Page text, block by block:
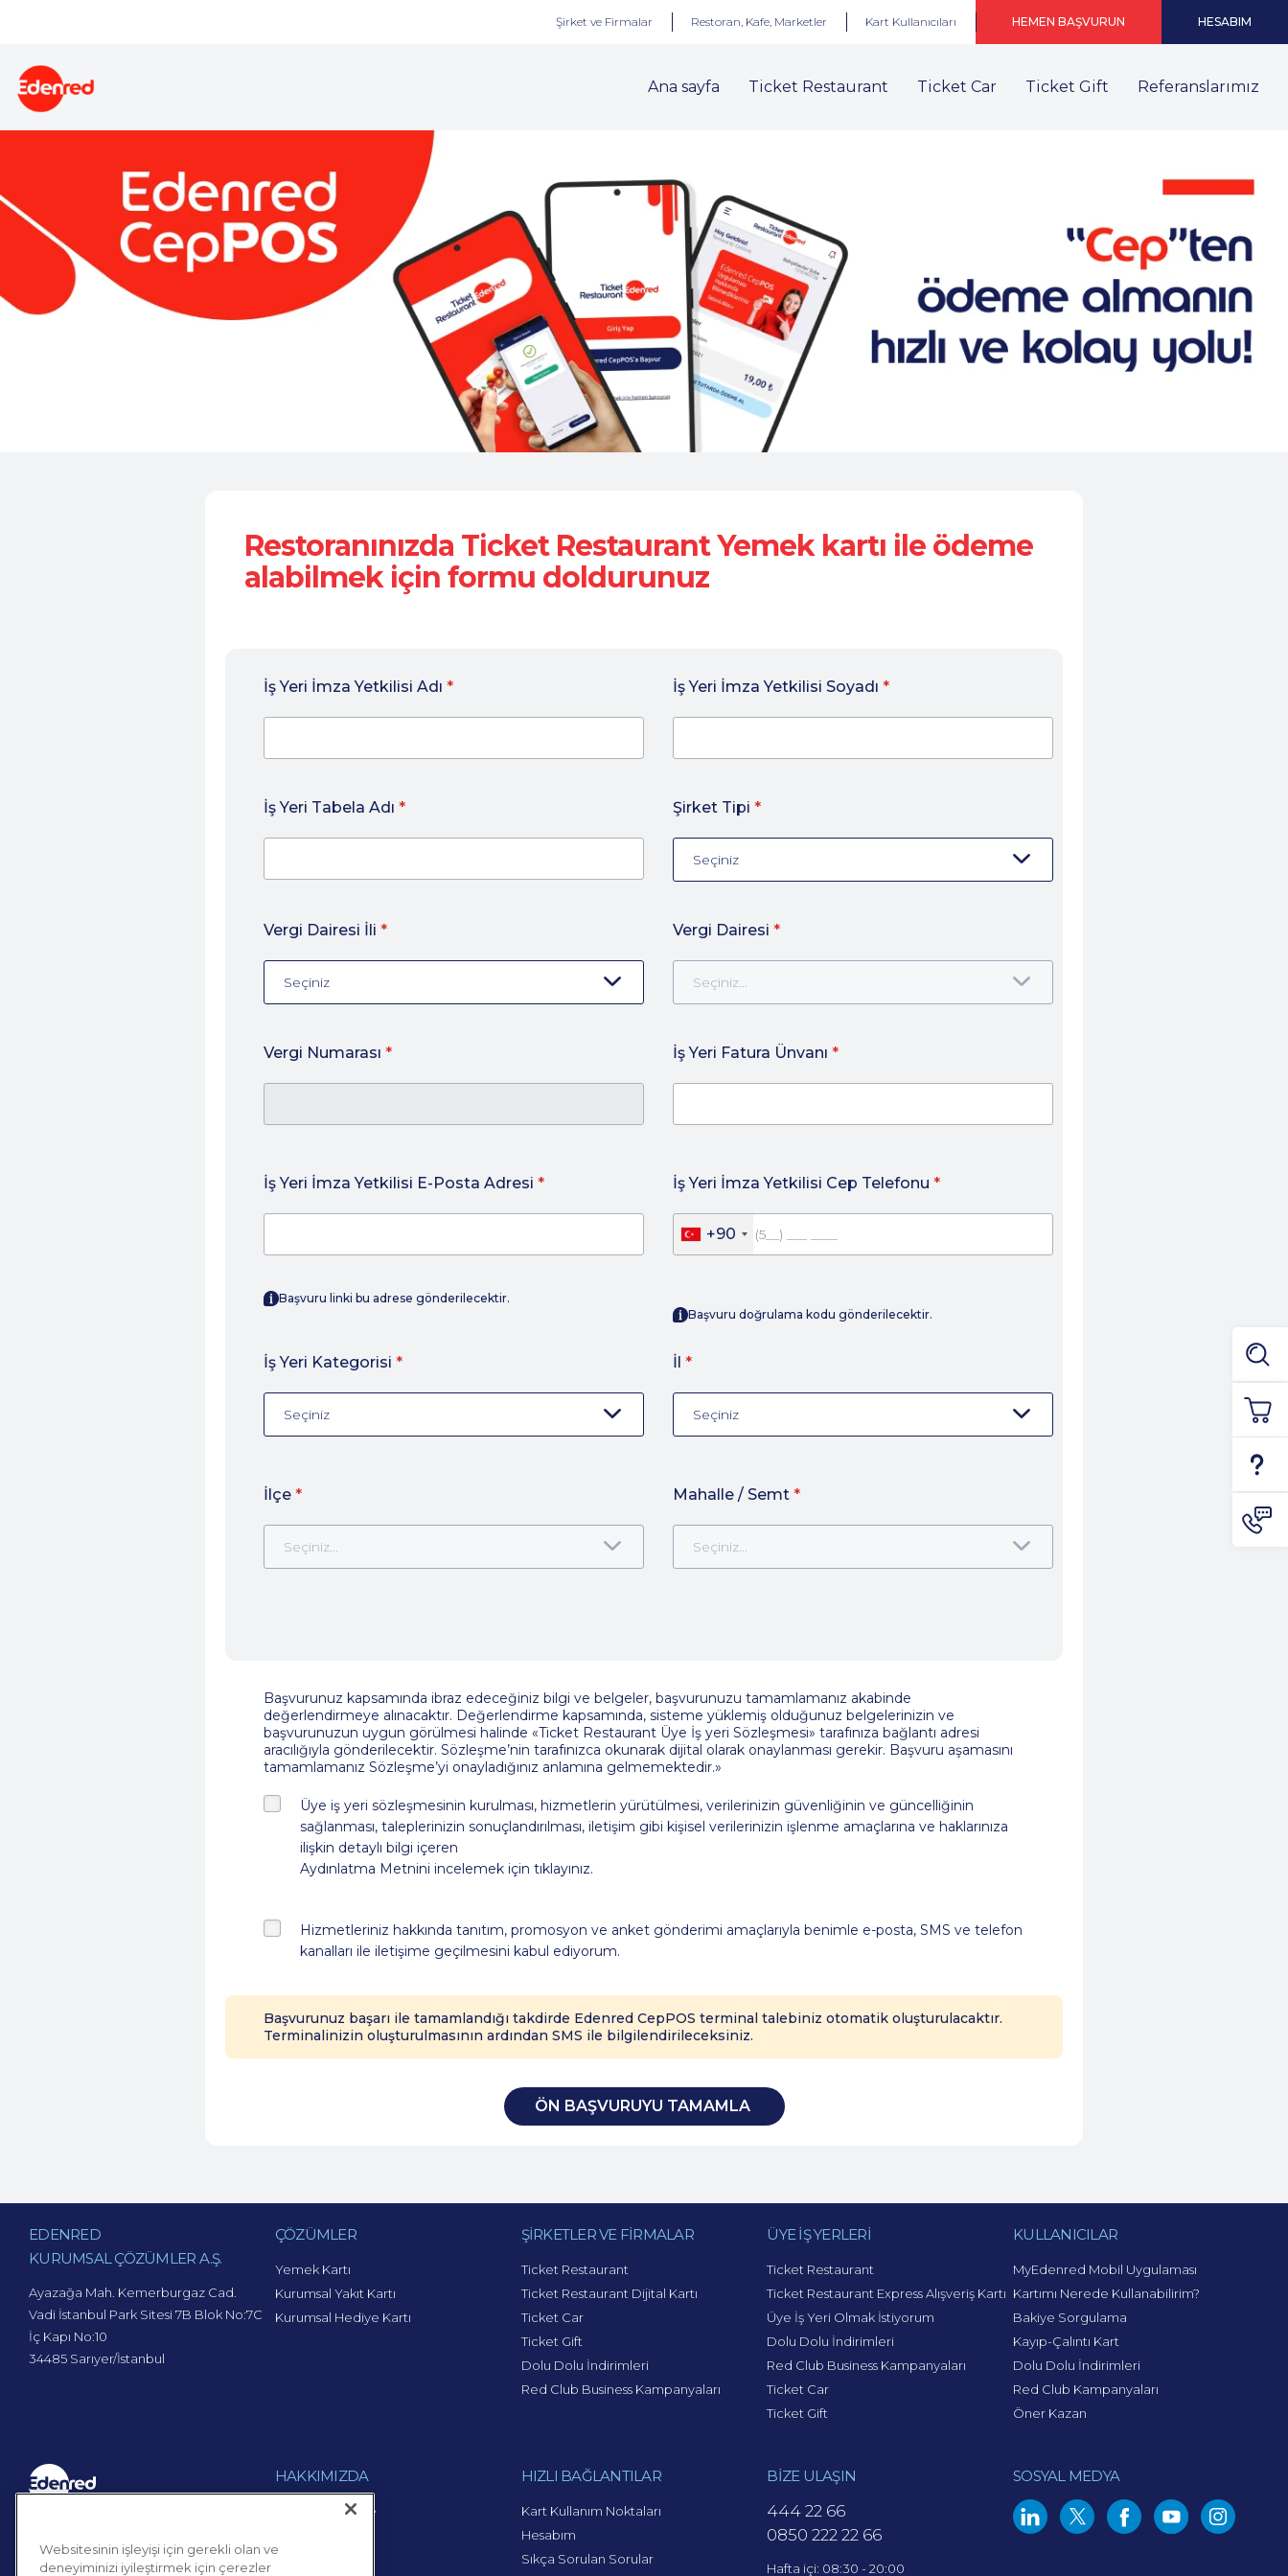
Şirket ve Firmalar Restoran, Kafe, Marketler Kart Kullanıcıları HEMEN BAŞVURUN HESABIM
Ana sayfa Ticket Restaurant Ticket Car Ticket Gift Referanslarımız
Restoranınızda Ticket RestaurantYemek kartı ile ödeme
alabilmek için formu doldurunuz
İş Yeri İmza Yetkilisi Adı * İş Yeri İmza Yetkilisi Soyadı *
İş Yeri Tabela Adı * Şirket Tipi *
Seçiniz
Vergi Dairesi İli *
Seçiniz
Vergi Dairesi *
Seçiniz...
Vergi Numarası * İş Yeri Fatura Ünvanı *
İş Yeri İmza Yetkilisi E-Posta Adresi *
Başvuru linki bu adrese gönderilecektir.
İş Yeri İmza Yetkilisi Cep Telefonu *
+90
Başvuru doğrulama kodu gönderilecektir.
İş Yeri Kategorisi *
Seçiniz
İl *
Seçiniz
İlçe *
Seçiniz...
Mahalle / Semt *
Seçiniz...
Başvurunuz kapsamında ibraz edeceğiniz bilgi ve belgeler, başvurunuzu tamamlamanız akabinde
değerlendirmeye alınacaktır. Değerlendirme kapsamında, sisteme yüklemiş olduğunuz belgelerinizin ve
başvurunuzun uygun görülmesi halinde «Ticket Restaurant Üye İş yeri Sözleşmesi» tarafınıza bağlantı adresi
aracılığıyla gönderilecektir. Sözleşme’nin tarafınızca okunarak dijital olarak onaylanması gerekir. Başvuru aşamasını
tamamlamanız Sözleşme’yi onayladığınız anlamına gelmemektedir.»
Üye iş yeri sözleşmesinin kurulması, hizmetlerin yürütülmesi, verilerinizin güvenliğinin ve güncelliğinin
sağlanması, taleplerinizin sonuçlandırılması, iletişim gibi kişisel verilerinizin işlenme amaçlarına ve haklarınıza
ilişkin detaylı bilgi içeren
Aydınlatma Metnini incelemek için tıklayınız.
Hizmetleriniz hakkında tanıtım, promosyon ve anket gönderimi amaçlarıyla benimle e-posta, SMS ve telefon
kanalları ile iletişime geçilmesini kabul ediyorum.
Başvurunuz başarı ile tamamlandığı takdirde Edenred CepPOS terminal talebiniz otomatik oluşturulacaktır.
Terminalinizin oluşturulmasının ardından SMS ile bilgilendirileceksiniz.
ÖN BAŞVURUYU TAMAMLA
EDENRED
KURUMSAL ÇÖZÜMLER A.Ş.
Ayazağa Mah. Kemerburgaz Cad.
Vadi İstanbul Park Sitesi 7B Blok No:7C
İç Kapı No:10
34485 Sarıyer/İstanbul
ÇÖZÜMLER
Yemek Kartı
Kurumsal Yakıt Kartı
Kurumsal Hediye Kartı
ŞİRKETLER VE FİRMALAR
Ticket Restaurant
Ticket Restaurant Dijital Kartı
Ticket Car
Ticket Gift
Dolu Dolu İndirimleri
Red Club Business Kampanyaları
ÜYE İŞ YERLERİ
Ticket Restaurant
Ticket Restaurant Express Alışveriş Kartı
Üye İş Yeri Olmak İstiyorum
Dolu Dolu İndirimleri
Red Club Business Kampanyaları
Ticket Car
Ticket Gift
KULLANICILAR
MyEdenred Mobil Uygulaması
Kartımı Nerede Kullanabilirim?
Bakiye Sorgulama
Kayıp-Çalıntı Kart
Dolu Dolu İndirimleri
Red Club Kampanyaları
Öner Kazan
Tüm Hakları Saklıdır.
HAKKIMIZDA
Edenred Türkiye
İnsan Kaynakları
HIZLI BAĞLANTILAR
Kart Kullanım Noktaları
Hesabım
Sıkça Sorulan Sorular
BİZE ULAŞIN
444 22 66
0850 222 22 66
Hafta içi: 08:30 - 20:00
SOSYAL MEDYA
Websitesinin işleyişi için gerekli olan ve
deneyiminizi iyileştirmek için çerezler